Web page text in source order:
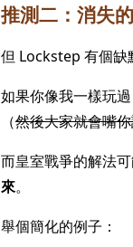
推測二：消失
但 Lockstep 有個缺
如果你像我一樣玩
（然後大家就會嘴
而皇室戰爭的解法可
來。
舉個簡化的例子：